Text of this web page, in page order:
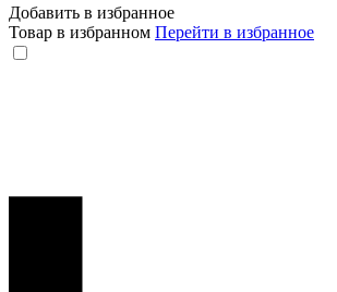
Добавить в избранное
Товар в избранном Перейти в избранное